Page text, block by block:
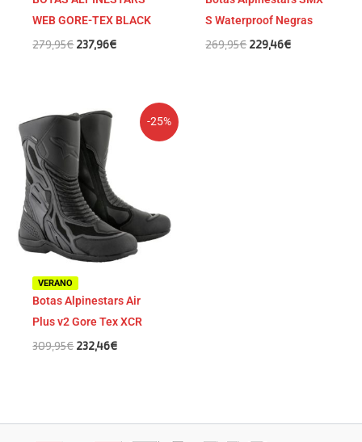
WEB GORE-TEX BLACK
279,95€237,96€
S Waterproof Negras
269,95€229,46€
-25%
VERANO
Botas Alpinestars Air
Plus v2 Gore Tex XCR
309,95€
El
precio
original
era:
309,95€.
232,46€
precio